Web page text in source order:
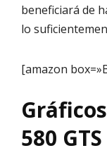
beneficiará de
lo
[amazon
580